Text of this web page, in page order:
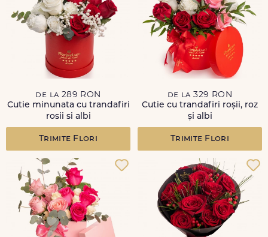
de la 289 RON
Cutie minunata cu trandafiri
rosii si albi
Trimite Flori
de la 329 RON
Cutie cu trandafiri roșii, roz
și albi
Trimite Flori